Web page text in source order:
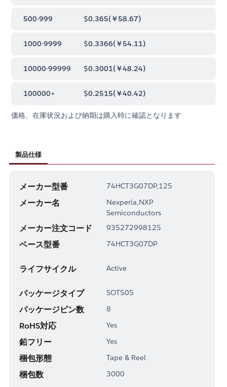
500-999 $0.365(￥58.67)
1000-9999 $0.3366(￥54.11)
10000-99999 $0.3001(￥48.24)
100000+ $0.2515(￥40.42)
価格、在庫状況および納期は購入時に確認となります
製品仕様
メーカー型番 74HCT3G07DP,125
メーカー名
Nexperia,NXP
Semiconductors
メーカー注文コード 935272998125
ベース型番 74HCT3G07DP
ライフサイクル Active
パッケージタイプ SOT505
パッケージピン数 8
RoHS対応 Yes
鉛フリー Yes
梱包形態 Tape & Reel
梱包数 3000